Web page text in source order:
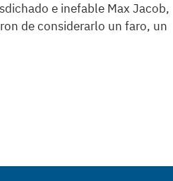
e inefable Max Jacob,
de considerarlo un faro, un